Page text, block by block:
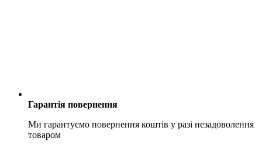
Гарантія повернення
Ми гарантуємо повернення коштів у разі незадоволення
товаром